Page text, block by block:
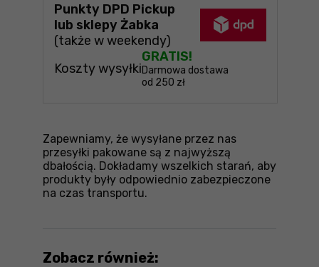
Punkty DPD Pickup
lub sklepy Żabka
(także w weekendy)
Koszty wysyłki
GRATIS!
Darmowa dostawa
od 250 zł
Zapewniamy, że wysyłane przez nas
przesyłki pakowane są z najwyższą
dbałością. Dokładamy wszelkich starań, aby
produkty były odpowiednio zabezpieczone
na czas transportu.
Zobacz również: